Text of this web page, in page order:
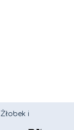
Żłobek i